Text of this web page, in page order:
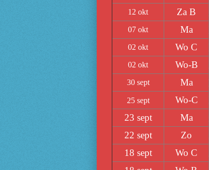
12 okt Za B
07 okt Ma
02 okt Wo C
02 okt Wo-B
30 sept Ma
25 sept Wo-C
23 sept
Ma
22 sept
Zo
18 sept
Wo C